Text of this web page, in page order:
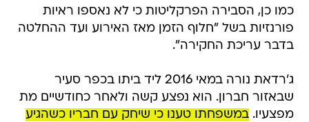
כמו כן, הסבירה הפרקליטות כי לא נאספו ראיות
פורנזיות בשל "חלוף הזמן מאז האירוע ועד ההחלטה
בדבר עריכת החקירה".
ג'רדאת נורה במאי 2016 ליד ביתו בכפר סעיר
שבאזור חברון. הוא נפצע קשה ולאחר כחודשיים מת
מפצעיו.במשפחתו טענו כי שיחק עם חבריו כשהגיע